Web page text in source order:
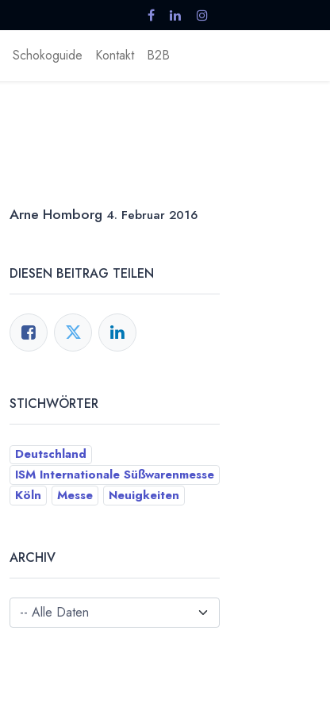
Schokoguide Kontakt B2B
Arne Homborg 4. Februar 2016
DIESEN BEITRAG TEILEN
STICHWÖRTER
Deutschland
ISM Internationale Süßwarenmesse
Köln
Messe Neuigkeiten
ARCHIV